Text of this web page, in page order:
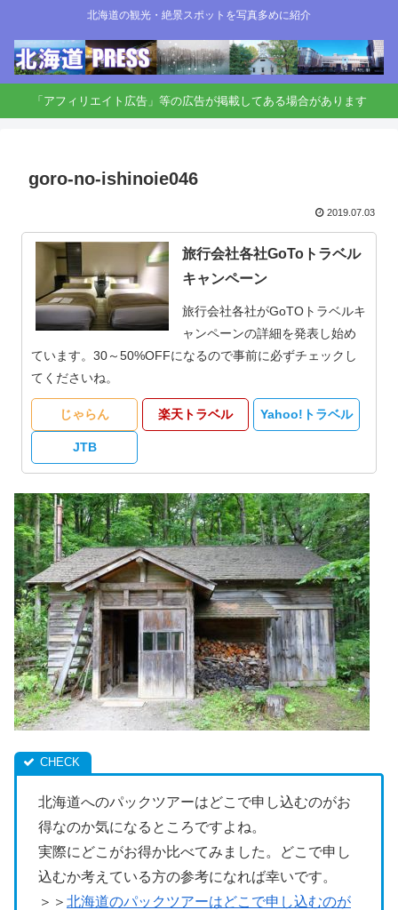
北海道の観光・絶景スポットを写真多めに紹介
「アフィリエイト広告」等の広告が掲載してある場合があります
goro-no-ishinoie046
2019.07.03
旅行会社各社GoToトラベル
キャンペーン
旅行会社各社がGoTOトラベルキ
ャンペーンの詳細を発表し始め
ています。30～50%OFFになるので事前に必ずチェックし
てくださいね。
じゃらん 楽天トラベル Yahoo!トラベル
JTB
北海道へのパックツアーはどこで申し込むのがお
得なのか気になるところですよね。
実際にどこがお得か比べてみました。どこで申し
込むか考えている方の参考になれば幸いです。
＞＞ 北海道のパックツアーはどこで申し込むのが